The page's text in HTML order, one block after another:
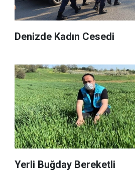
Denizde Kadın Cesedi
Yerli Buğday Bereketli